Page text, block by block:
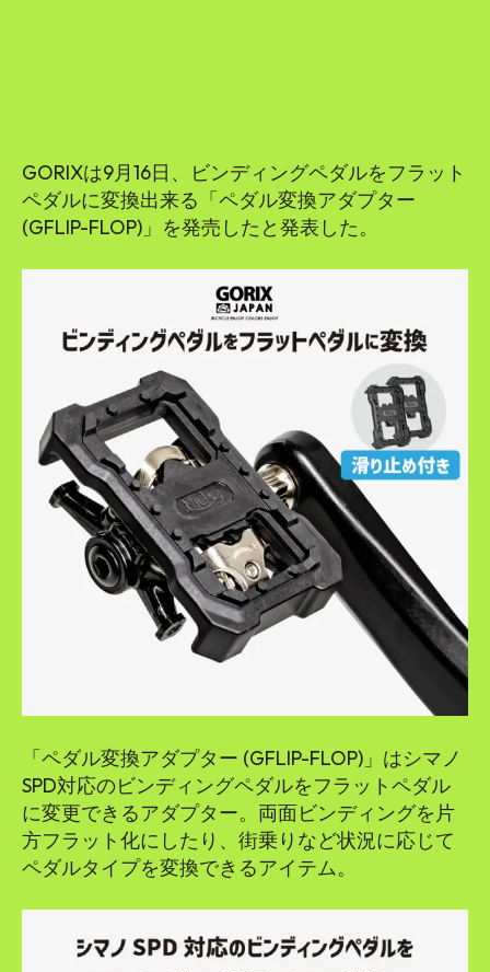
GORIXは9月16日、ビンディングペダルをフラット
ペダルに変換出来る「ペダル変換アダプター
(GFLIP-FLOP)」を発売したと発表した。
「ペダル変換アダプター (GFLIP-FLOP)」はシマノ
SPD対応のビンディングペダルをフラットペダル
に変更できるアダプター。両面ビンディングを片
方フラット化にしたり、街乗りなど状況に応じて
ペダルタイプを変換できるアイテム。